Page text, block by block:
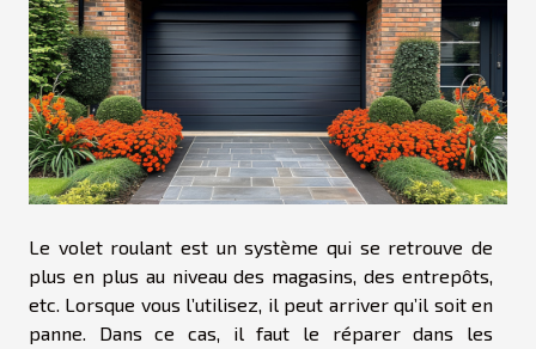
Le volet roulant est un système qui se retrouve de
plus en plus au niveau des magasins, des entrepôts,
etc. Lorsque vous l’utilisez, il peut arriver qu’il soit en
panne. Dans ce cas, il faut le réparer dans les